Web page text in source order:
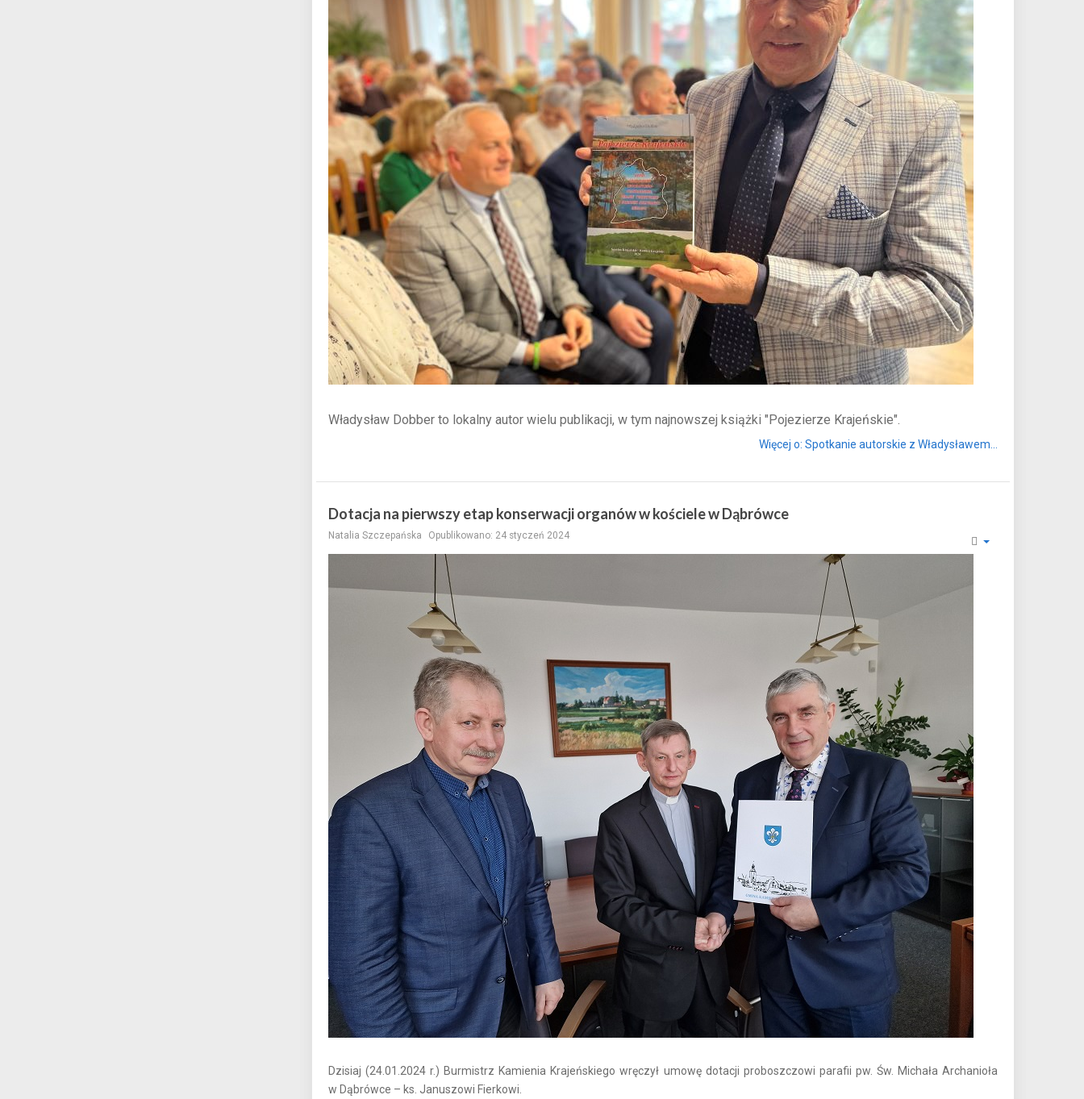
Władysław Dobber to lokalny autor wielu publikacji, w tym najnowszej książki "Pojezierze Krajeńskie".
Więcej o: Spotkanie autorskie z Władysławem...
Dotacja na pierwszy etap konserwacji organów w kościele w Dąbrówce
Natalia Szczepańska Opublikowano: 24 styczeń 2024
Dzisiaj (24.01.2024 r.) Burmistrz Kamienia Krajeńskiego wręczył umowę dotacji proboszczowi parafii pw. Św. Michała Archanioła
w Dąbrówce – ks. Januszowi Fierkowi.